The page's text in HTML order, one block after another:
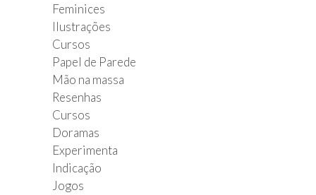
Feminices
Ilustrações
Cursos
Papel de Parede
Mão na massa
Resenhas
Cursos
Doramas
Experimenta
Indicação
Jogos